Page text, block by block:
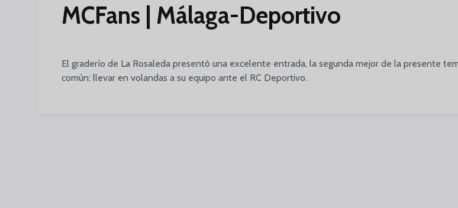
MCFans | Málaga-Deportivo
El graderío de La Rosaleda presentó una excelente entrada, la segunda mejor de la presente
común: llevar en volandas a su equipo ante el RC Deportivo.